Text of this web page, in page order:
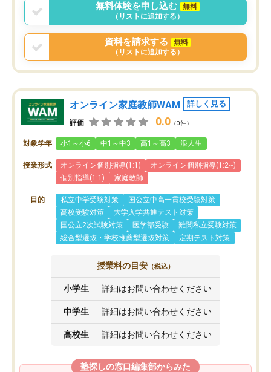
無料体験を申し込む
無料
（リストに追加する）
資料を請求する
無料
（リストに追加する）
オンライン家庭教師WAM 詳しく見る
評価 0.0 （0件）
対象学年 小1～小6 中1～中3 高1～高3 浪人生
授業形式 オンライン個別指導(1:1)
オンライン個別指導(1:2~)
個別指導(1:1)
家庭教師
目的 私立中学受験対策
国公立中高一貫校受験対策
高校受験対策
大学入学共通テスト対策
国公立2次試験対策
医学部受験
難関私立受験対策
総合型選抜・学校推薦型選抜対策
定期テスト対策
授業料の目安 （税込）
小学生 詳細はお問い合わせください
中学生 詳細はお問い合わせください
高校生 詳細はお問い合わせください
塾探しの窓口編集部からみた